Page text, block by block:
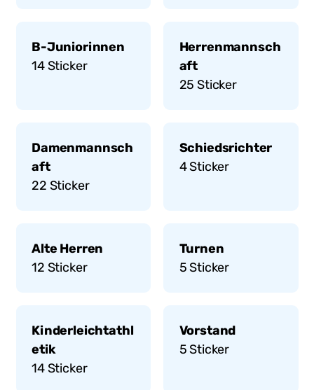
B-Juniorinnen
14Sticker
Herrenmannsch
aft
25 Sticker
Damenmannsch
aft
22 Sticker
Schiedsrichter
4Sticker
Alte Herren
12 Sticker
Turnen
5Sticker
Kinderleichtathl
etik
14Sticker
Vorstand
5Sticker